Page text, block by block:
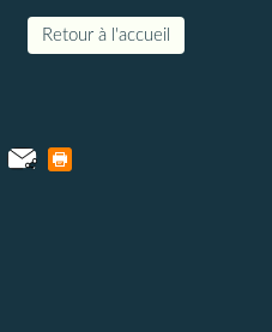
Retour à l'accueil